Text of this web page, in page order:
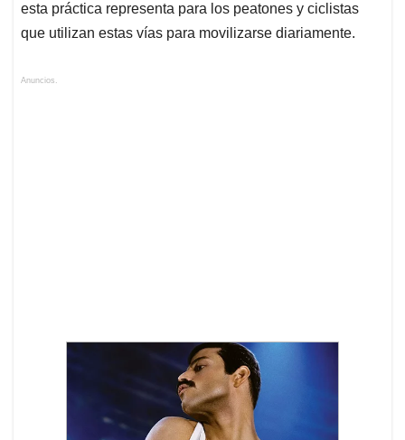
esta práctica representa para los peatones y ciclistas
que utilizan estas vías para movilizarse diariamente.
Anuncios.